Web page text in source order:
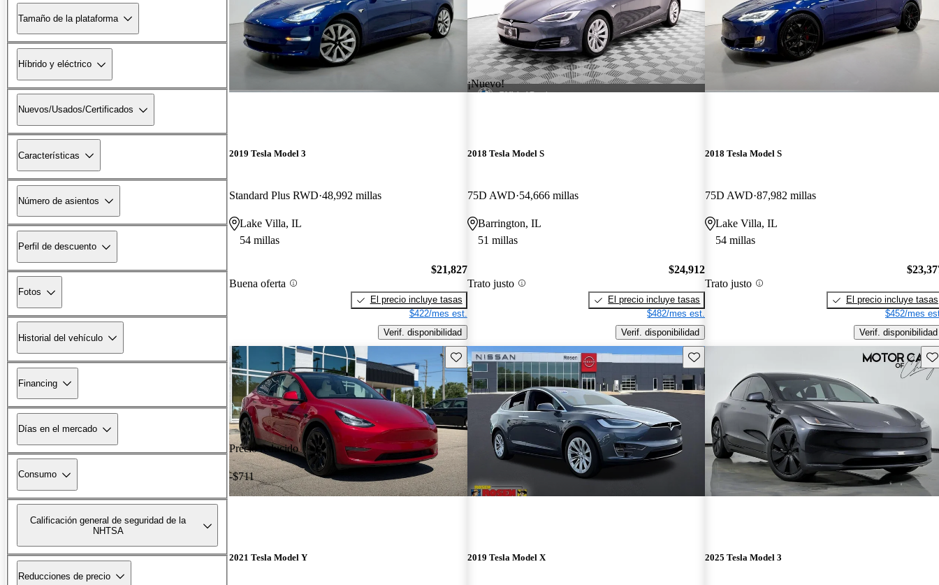
Tamaño de la plataforma
Híbrido y eléctrico
Nuevos/Usados/Certificados
Características
Número de asientos
Perfil de descuento
Fotos
Historial del vehículo
Financing
Días en el mercado
Consumo
Calificación general de seguridad de la
NHTSA
Reducciones de precio
2019 Tesla Model 3
Standard Plus RWD 48,992 millas
Lake Villa, IL
54 millas
Buena oferta
$21,827
El precio incluye tasas
$422/mes est.
Verif. disponibilidad
¡Nuevo!
2018 Tesla Model S
75D AWD 54,666 millas
Barrington, IL
51 millas
Trato justo
$24,912
El precio incluye tasas
$482/mes est.
Verif. disponibilidad
2018 Tesla Model S
75D AWD 87,982 millas
Lake Villa, IL
54 millas
Trato justo
El precio incluye tasas
$452/mes
Verif. disponibilidad
Precio reducido
-$711
Guarda este Aviso
2021 Tesla Model Y
Guarda este Aviso
2019 Tesla Model X 2025 Tesla Model 3